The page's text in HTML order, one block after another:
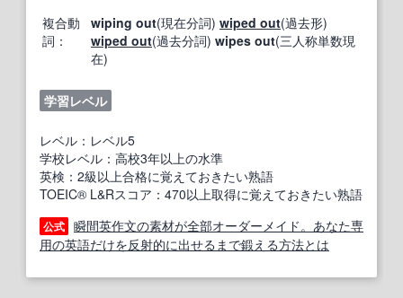
複合動
詞：
wiping out(現在分詞) wiped out(過去形)
wiped out(過去分詞) wipes out(三人称単数現
在)
学習レベル
レベル：レベル5
学校レベル：高校3年以上の水準
英検：2級以上合格に覚えておきたい熟語
TOEIC® L&Rスコア：470以上取得に覚えておきたい熟語
公式 瞬間英作文の素材が全部オーダーメイド。あなた専
用の英語だけを反射的に出せるまで鍛える方法とは